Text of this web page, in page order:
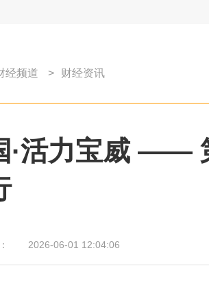
经频道 > 财经资讯
·活力宝威 ——
2026-06-01 12:04:06